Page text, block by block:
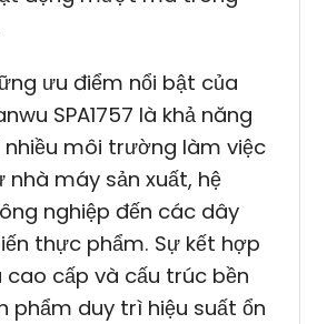
ưu điểm nổi bật của
SPA1757 là khả năng
môi trường làm việc
nhà máy sản xuất, hệ
nghiệp đến các dây
thực phẩm. Sự kết hợp
cao cấp và cấu trúc bền
phẩm duy trì hiệu suất ổn